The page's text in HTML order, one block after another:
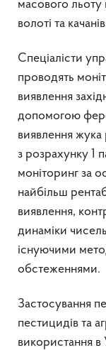
масового льоту
волоті та
Спеціалісти
проводять
виявлення
допомогою
виявлення
з розрахунку 1
моніторинг за
найбільш
виявлення,
динаміки
існуючими
обстеженнями.
Застосування
пестицидів та
використання в